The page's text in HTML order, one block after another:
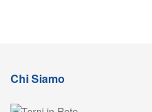
Chi Siamo